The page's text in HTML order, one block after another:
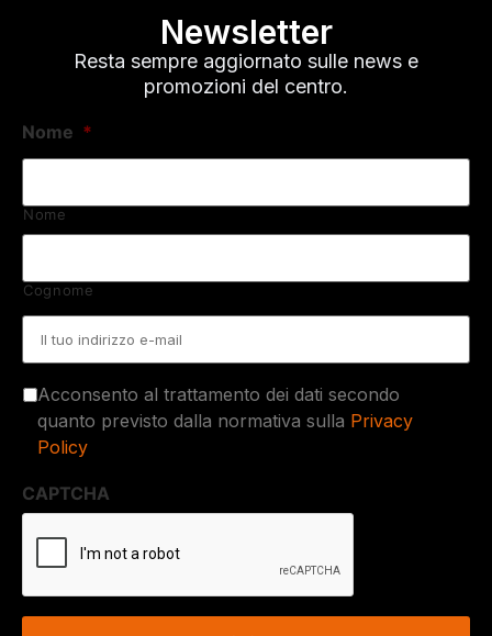
Newsletter
Resta sempre aggiornato sulle news e
promozioni del centro.
Nome *
Nome
Cognome
Acconsento al trattamento dei dati secondo
quanto previsto dalla normativa sulla Privacy
Policy
CAPTCHA